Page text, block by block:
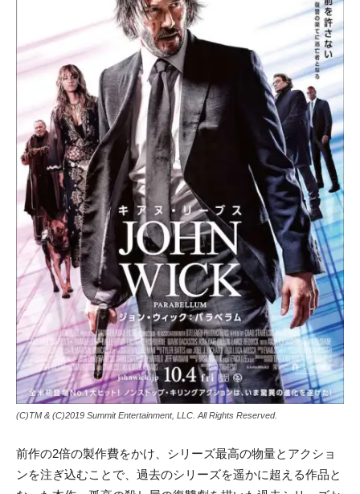
(C)TM & (C)2019 Summit Entertainment, LLC. All Rights Reserved.
前作の2倍の製作費をかけ、シリーズ最高の物量とアクショ
ンを注ぎ込むことで、過去のシリーズを遥かに超える作品と